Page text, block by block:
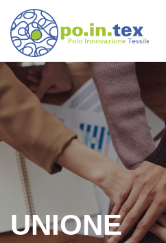
Navigazione principale
UNIONE